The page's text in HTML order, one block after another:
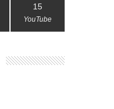
15
YouTube